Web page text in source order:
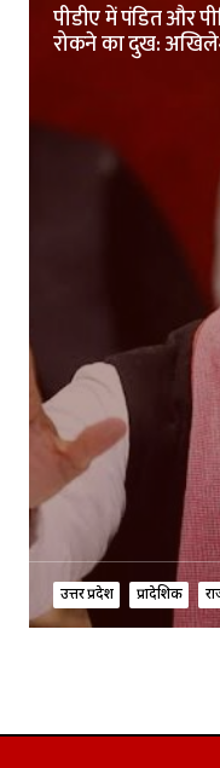
पीडीए में पंडित और
रोकने का दुख:
उत्तर प्रदेश प्रादेशिक